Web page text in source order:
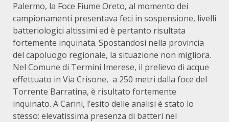
Palermo, la Foce Fiume Oreto, al momento dei
campionamenti presentava feci in sospensione, livelli
batteriologici altissimi ed è pertanto risultata
fortemente inquinata. Spostandosi nella provincia
del capoluogo regionale, la situazione non migliora.
Nel Comune di Termini Imerese, il prelievo di acque
effettuato in Via Crisone, a 250 metri dalla foce del
Torrente Barratina, è risultato fortemente
inquinato. A Carini, l’esito delle analisi è stato lo
stesso: elevatissima presenza di batteri nel